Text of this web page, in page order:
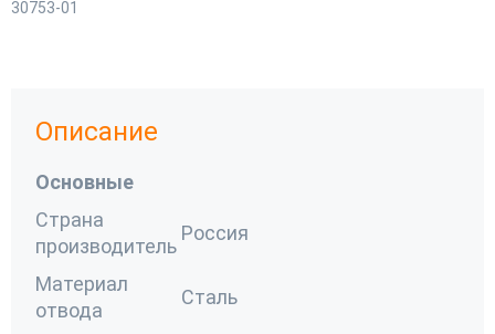
30753-01
Описание
Основные
Страна
производитель
Россия
Материал
отвода
Сталь